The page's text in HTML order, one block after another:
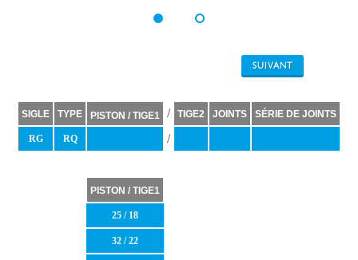
SUIVANT
SIGLE TYPE PISTON / TIGE1 / TIGE2 JOINTS SÉRIE DE JOINTS
RG RQ /
PISTON / TIGE1
25 / 18
32 / 22